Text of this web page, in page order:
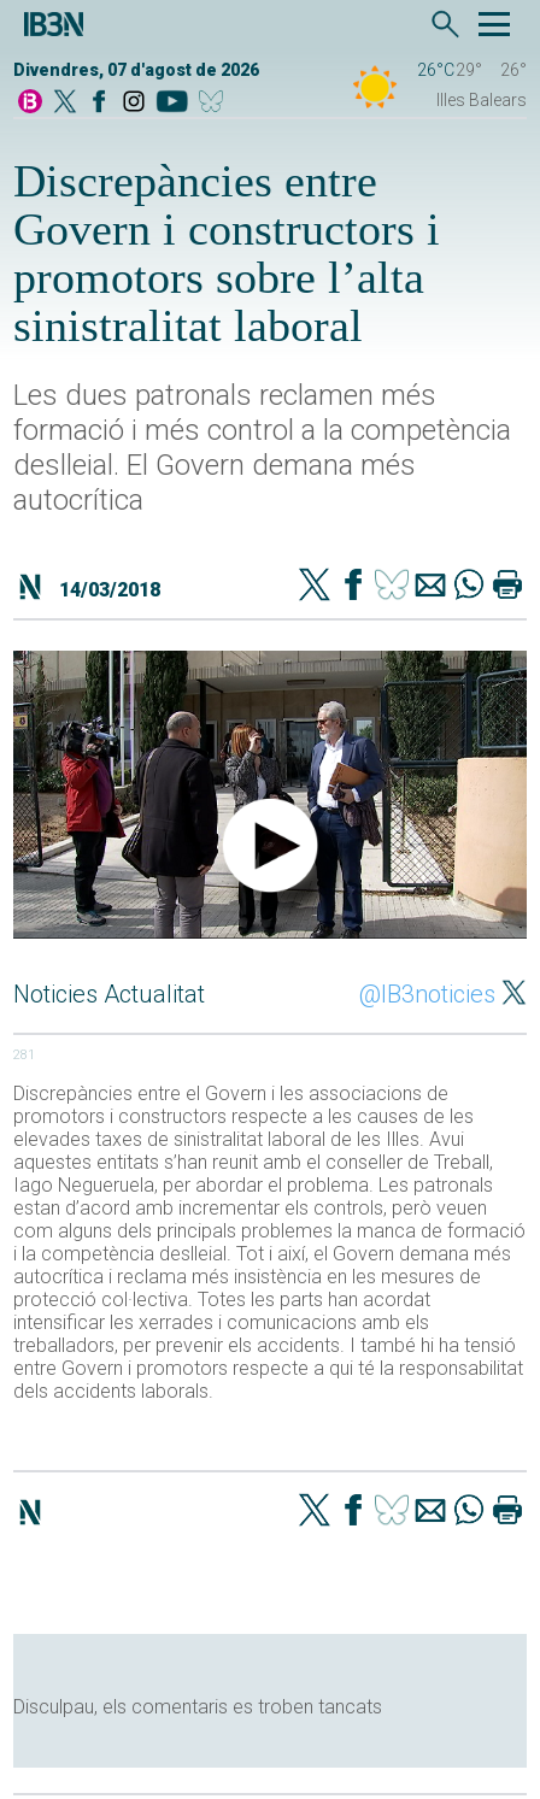
Divendres, 07 d'agost de 2026 26°C29°
26°
Illes Balears
Discrepàncies entre
Govern i constructors i
promotors sobre l’alta
sinistralitat laboral
Les dues patronals reclamen més
formació i més control a la competència
deslleial. El Govern demana més
autocrítica
14/03/2018
Noticies Actualitat @IB3noticies
281
Discrepàncies entre el Govern i les associacions de
promotors i constructors respecte a les causes de les
elevades taxes de sinistralitat laboral de les Illes. Avui
aquestes entitats s’han reunit amb el conseller de Treball,
Iago Negueruela, per abordar el problema. Les patronals
estan d’acord amb incrementar els controls, però veuen
com alguns dels principals problemes la manca de formació
i la competència deslleial. Tot i així, el Govern demana més
autocrítica i reclama més insistència en les mesures de
protecció col·lectiva. Totes les parts han acordat
intensificar les xerrades i comunicacions amb els
treballadors, per prevenir els accidents. I també hi ha tensió
entre Govern i promotors respecte a qui té la responsabilitat
dels accidents laborals.
Disculpau, els comentaris es troben tancats